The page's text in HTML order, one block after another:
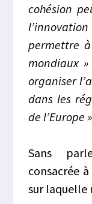
cohésion
permettre
mondiaux
organiser
dans les
de l’Europe
Sans
consacrée
sur laquelle